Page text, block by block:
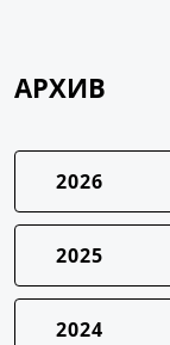
АРХИВ
2026
2025
2024